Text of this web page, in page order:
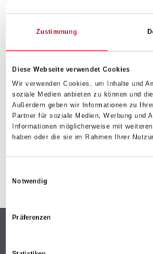
Zustimmung
Diese Webseite verwendet Cookies
Wir verwenden Cookies, um Inhalte und
soziale Medien anbieten zu können und
Außerdem geben wir Informationen zu
Partner für soziale Medien, Werbung und
Informationen möglicherweise mit
haben oder die sie im Rahmen Ihrer
Notwendig
Präferenzen
EIN KLEINER
IST
Keine Sorge, wir
werden das Problem so
Erkunden Sie in der
und lassen